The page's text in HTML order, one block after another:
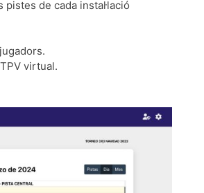
de cada instal·lació
virtual.